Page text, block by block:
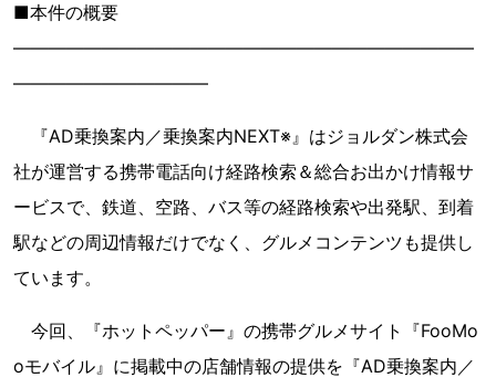
■本件の概要
――――――――――――――――――――――――――
―――――――――――
『AD乗換案内／乗換案内NEXT※』はジョルダン株式会
社が運営する携帯電話向け経路検索＆総合お出かけ情報サ
ービスで、鉄道、空路、バス等の経路検索や出発駅、到着
駅などの周辺情報だけでなく、グルメコンテンツも提供し
ています。
今回、『ホットペッパー』の携帯グルメサイト『FooMo
oモバイル』に掲載中の店舗情報の提供を『AD乗換案内／